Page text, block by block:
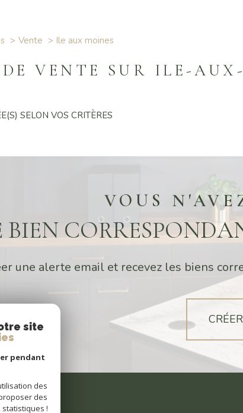
Vente ile aux moines
VENTE SUR ILE-
SELON VOS CRITÈRES
VOUS
BIEN
une alerte email et recevez les biens
site
pendant
des
des
!